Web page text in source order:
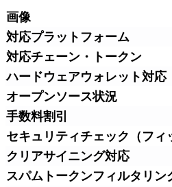
画像
対応プラットフォーム
対応チェーン・トークン
ハードウェアウォレット対応
オープンソース状況
手数料割引
セキュリティチェック（フィ
クリアサイニング対応
スパムトークンフィルタリン